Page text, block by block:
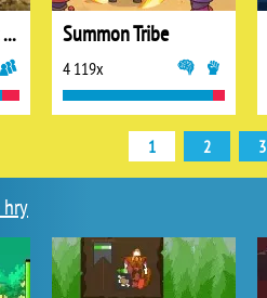
Goodgame Empire: World War 3 Summon Tribe
4 119x
1 2 3
hry